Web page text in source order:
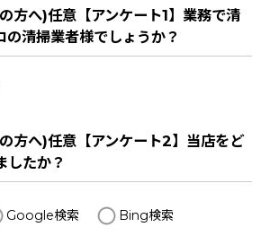
方へ)任意【アンケート1】業務で清
の清掃業者様でしょうか？
方へ)任意【アンケート2】当店をど
したか？
Google検索
Bing検索